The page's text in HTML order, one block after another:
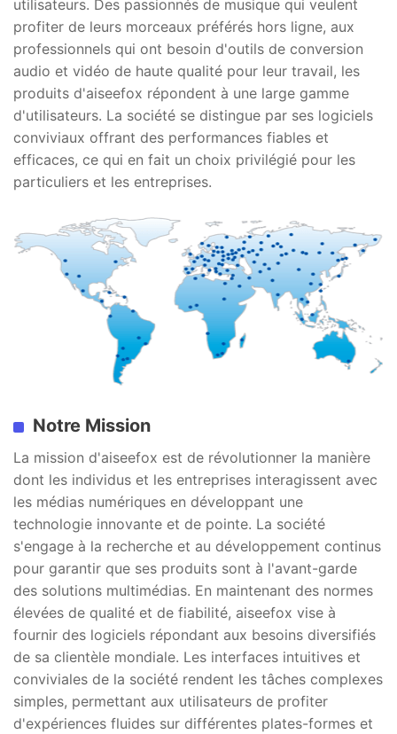
utilisateurs. Des passionnés de musique qui veulent
profiter de leurs morceaux préférés hors ligne, aux
professionnels qui ont besoin d'outils de conversion
audio et vidéo de haute qualité pour leur travail, les
produits d'aiseefox répondent à une large gamme
d'utilisateurs. La société se distingue par ses logiciels
conviviaux offrant des performances fiables et
efficaces, ce qui en fait un choix privilégié pour les
particuliers et les entreprises.
Notre Mission
La mission d'aiseefox est de révolutionner la manière
dont les individus et les entreprises interagissent avec
les médias numériques en développant une
technologie innovante et de pointe. La société
s'engage à la recherche et au développement continus
pour garantir que ses produits sont à l'avant-garde
des solutions multimédias. En maintenant des normes
élevées de qualité et de fiabilité, aiseefox vise à
fournir des logiciels répondant aux besoins diversifiés
de sa clientèle mondiale. Les interfaces intuitives et
conviviales de la société rendent les tâches complexes
simples, permettant aux utilisateurs de profiter
d'expériences fluides sur différentes plates-formes et